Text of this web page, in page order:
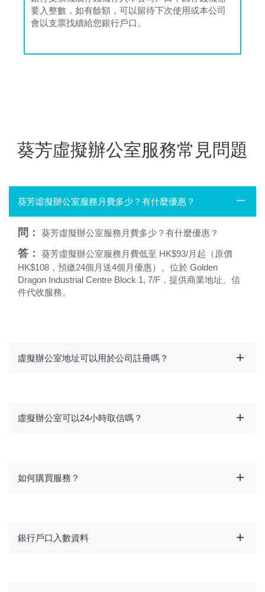
要入整數，如有餘額，可以留待下次使用或本公司
會以支票找續給您銀行戶口。
葵芳虛擬辦公室服務常見問題
葵芳虛擬辦公室服務月費多少？有什麼優惠？
問： 葵芳虛擬辦公室服務月費多少？有什麼優惠？
答：
葵芳虛擬辦公室服務月費低至 HK$93/月起（原價
HK$108，預繳24個月送4個月優惠）。位於 Golden
Dragon Industrial Centre Block 1, 7/F，提供商業地址、信
件代收服務。
虛擬辦公室地址可以用於公司註冊嗎？
虛擬辦公室可以24小時取信嗎？
如何購買服務？
銀行戶口入數資料